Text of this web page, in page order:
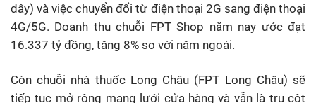
dây) và việc chuyển đổi từ điện thoại 2G sang điện thoại
4G/5G. Doanh thu chuỗi FPT Shop năm nay ước đạt
16.337 tỷ đồng, tăng 8% so với năm ngoái.
Còn chuỗi nhà thuốc Long Châu (FPT Long Châu) sẽ
tiếp tục mở rộng mạng lưới cửa hàng và vẫn là trụ cột